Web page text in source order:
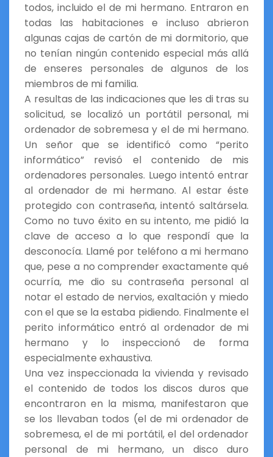
todos, incluido el de mi hermano. Entraron en
todas las habitaciones e incluso abrieron
algunas cajas de cartón de mi dormitorio, que
no tenían ningún contenido especial más allá
de enseres personales de algunos de los
miembros de mi familia.
A resultas de las indicaciones que les di tras su
solicitud, se localizó un portátil personal, mi
ordenador de sobremesa y el de mi hermano.
Un señor que se identificó como “perito
informático” revisó el contenido de mis
ordenadores personales. Luego intentó entrar
al ordenador de mi hermano. Al estar éste
protegido con contraseña, intentó saltársela.
Como no tuvo éxito en su intento, me pidió la
clave de acceso a lo que respondí que la
desconocía. Llamé por teléfono a mi hermano
que, pese a no comprender exactamente qué
ocurría, me dio su contraseña personal al
notar el estado de nervios, exaltación y miedo
con el que se la estaba pidiendo. Finalmente el
perito informático entró al ordenador de mi
hermano y lo inspeccionó de forma
especialmente exhaustiva.
Una vez inspeccionada la vivienda y revisado
el contenido de todos los discos duros que
encontraron en la misma, manifestaron que
se los llevaban todos (el de mi ordenador de
sobremesa, el de mi portátil, el del ordenador
personal de mi hermano, un disco duro